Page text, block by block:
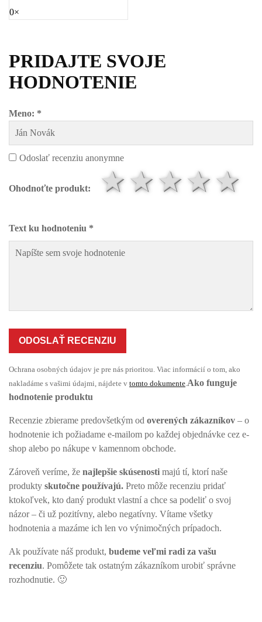
0×
PRIDAJTE SVOJE
HODNOTENIE
Meno: *
Odoslať recenziu anonymne
Ohodnoťte produkt: 4
3
2
1
Text ku hodnoteniu *
ODOSLAŤ RECENZIU
Ochrana osobných údajov je pre nás prioritou. Viac informácií o tom, ako
nakladáme s vašimi údajmi, nájdete v tomto dokumente.Ako funguje
hodnotenie produktu
Recenzie zbierame predovšetkým od overených zákazníkov – o
hodnotenie ich požiadame e-mailom po každej objednávke cez e-
shop alebo po nákupe v kamennom obchode.
Zároveň veríme, že najlepšie skúsenosti majú tí, ktorí naše
produkty skutočne používajú. Preto môže recenziu pridať
ktokoľvek, kto daný produkt vlastní a chce sa podeliť o svoj
názor – či už pozitívny, alebo negatívny. Vítame všetky
hodnotenia a mazáme ich len vo výnimočných prípadoch.
Ak používate náš produkt, budeme veľmi radi za vašu
recenziu. Pomôžete tak ostatným zákazníkom urobiť správne
rozhodnutie. 🙂